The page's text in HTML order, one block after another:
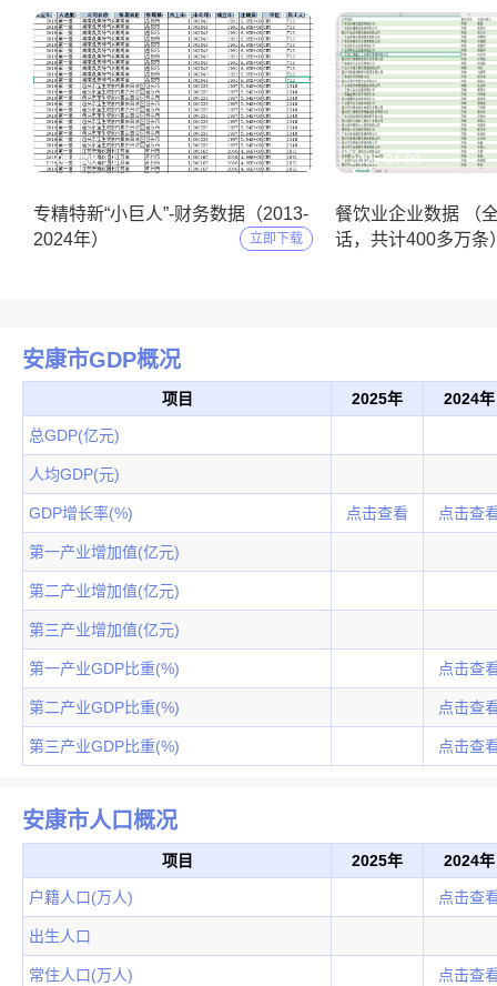
2025-05-11
专精特新“小巨人”-财务数据（2013-
2024年）
立即下载
2025-04-09
餐饮业企业数据 （
话，共计400多万条
安康市GDP概况
项目 2025年 2024年
总GDP(亿元)
人均GDP(元)
GDP增长率(%) 点击查看 点击查
第一产业增加值(亿元)
第二产业增加值(亿元)
第三产业增加值(亿元)
第一产业GDP比重(%) 点击查
第二产业GDP比重(%) 点击查
第三产业GDP比重(%) 点击查
安康市人口概况
项目 2025年 2024年
户籍人口(万人) 点击查
出生人口
常住人口(万人) 点击查